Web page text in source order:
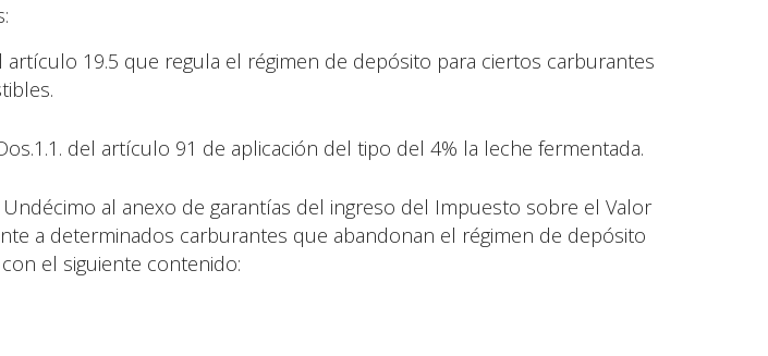
artículo 19.5 que regula el régimen de depósito para ciertos carburantes
del artículo 91 de aplicación del tipo del 4% la leche fermentada.
al anexo de garantías del ingreso del Impuesto sobre el Valor
a determinados carburantes que abandonan el régimen de depósito
el siguiente contenido: